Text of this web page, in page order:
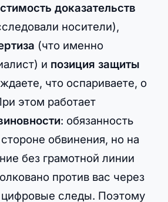
доказательств
носители),
(что именно
и позиция защиты
что оспариваете, о
этом работает
: обязанность
обвинения, но на
без грамотной линии
против вас через
следы. Поэтому